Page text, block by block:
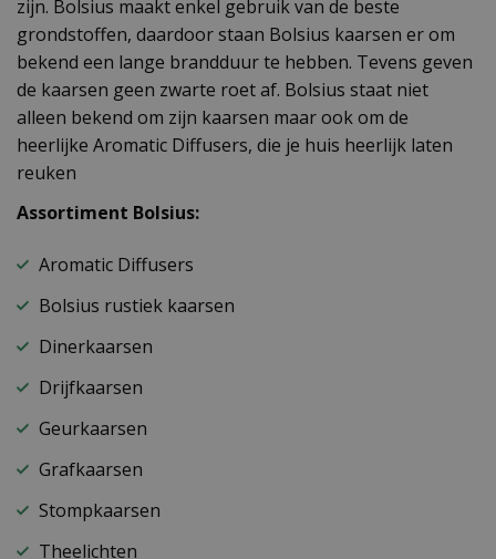
zijn. Bolsius maakt enkel gebruik van de beste
grondstoffen, daardoor staan Bolsius kaarsen er om
bekend een lange brandduur te hebben. Tevens geven
de kaarsen geen zwarte roet af. Bolsius staat niet
alleen bekend om zijn kaarsen maar ook om de
heerlijke Aromatic Diffusers, die je huis heerlijk laten
reuken
Assortiment Bolsius:
Aromatic Diffusers
Bolsius rustiek kaarsen
Dinerkaarsen
Drijfkaarsen
Geurkaarsen
Grafkaarsen
Stompkaarsen
Theelichten